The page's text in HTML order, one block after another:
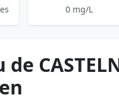
0 mg/L
de